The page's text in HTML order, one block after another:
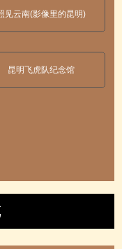
见云南(影像里的昆明)
昆明飞虎队纪念馆